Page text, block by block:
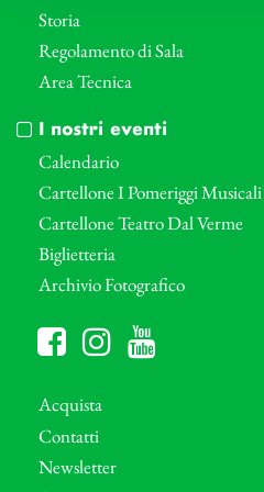
Storia
Regolamento di Sala
Area Tecnica
I nostri eventi
Calendario
Cartellone I Pomeriggi Musicali
Cartellone Teatro Dal Verme
Biglietteria
Archivio Fotografico
Acquista
Contatti
Newsletter